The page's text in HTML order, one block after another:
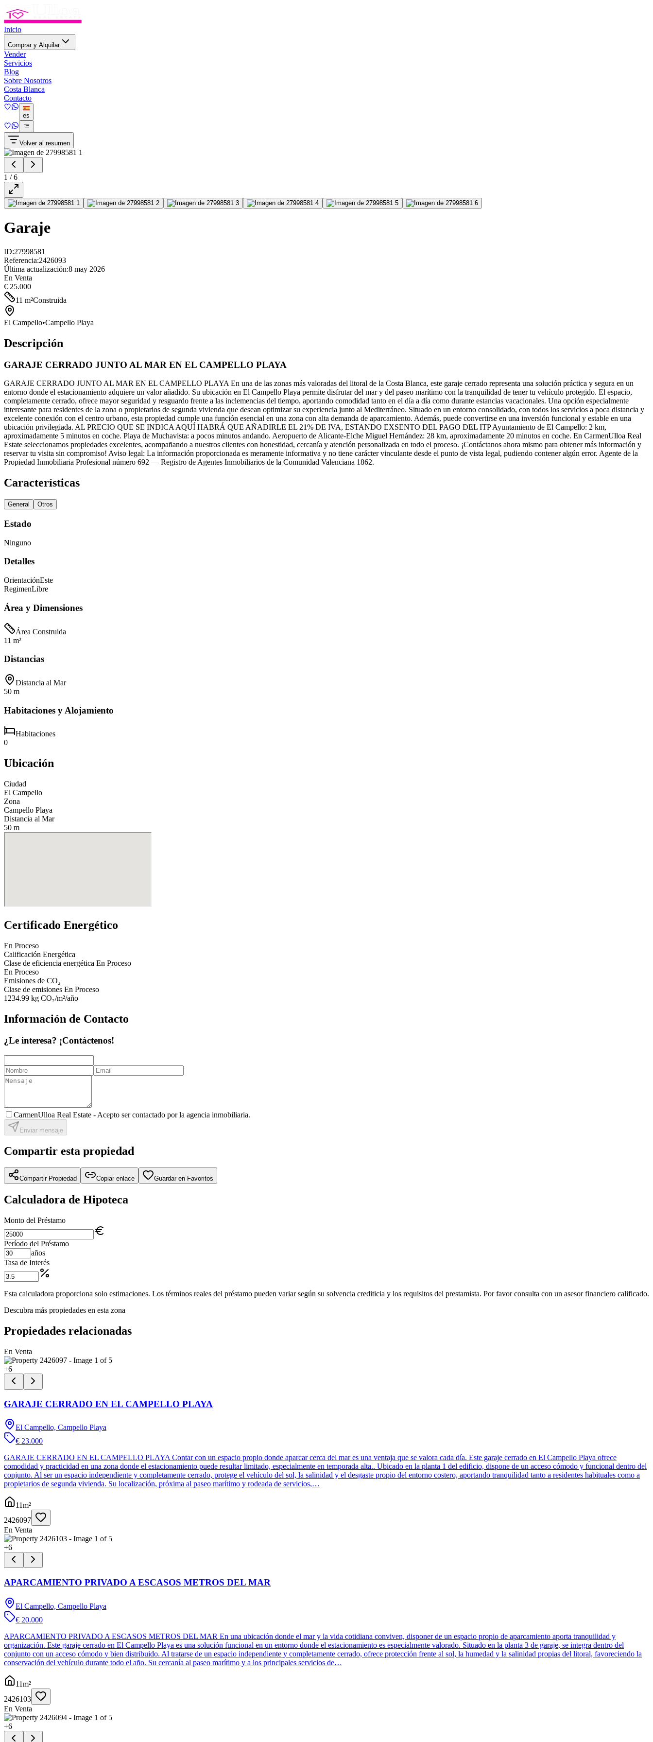
Inicio
Comprar y Alquilar
Vender
Servicios
Blog
Sobre Nosotros
Costa Blanca
Contacto
es
Volver al resumen
1 /6
Garaje
ID:27998581
Referencia:2426093
Última actualización:8 may 2026
En Venta
€ 25.000
11 m²Construida
El Campello•Campello Playa
Descripción
GARAJE CERRADO JUNTO AL MAR EN EL CAMPELLO PLAYA
GARAJE CERRADO JUNTO AL MAR EN EL CAMPELLO PLAYA En una de las zonas más valoradas del litoral de la Costa Blanca, este garaje cerrado representa una solución práctica y segura en un
entorno donde el estacionamiento adquiere un valor añadido. Su ubicación en El Campello Playa permite disfrutar del mar y del paseo marítimo con la tranquilidad de tener tu vehículo protegido. El espacio,
completamente cerrado, ofrece mayor seguridad y resguardo frente a las inclemencias del tiempo, aportando comodidad tanto en el día a día como durante estancias vacacionales. Una opción especialmente
interesante para residentes de la zona o propietarios de segunda vivienda que desean optimizar su experiencia junto al Mediterráneo. Situado en un entorno consolidado, con todos los servicios a poca distancia y
excelente conexión con el centro urbano, esta propiedad cumple una función esencial en una zona con alta demanda de aparcamiento. Además, puede convertirse en una inversión funcional y estable en una
ubicación privilegiada. AL PRECIO QUE SE INDICA AQUÍ HABRÁ QUE AÑADIRLE EL 21% DE IVA, ESTANDO EXSENTO DEL PAGO DEL ITP Ayuntamiento de El Campello: 2 km,
aproximadamente 5 minutos en coche. Playa de Muchavista: a pocos minutos andando. Aeropuerto de Alicante-Elche Miguel Hernández: 28 km, aproximadamente 20 minutos en coche. En CarmenUlloa Real
Estate seleccionamos propiedades excelentes, acompañando a nuestros clientes con honestidad, cercanía y atención personalizada en todo el proceso. ¡Contáctanos ahora mismo para obtener más información y
reservar tu visita sin compromiso! Aviso legal: La información proporcionada es meramente informativa y no tiene carácter vinculante desde el punto de vista legal, pudiendo contener algún error. Agente de la
Propiedad Inmobiliaria Profesional número 692 — Registro de Agentes Inmobiliarios de la Comunidad Valenciana 1862.
Características
General Otros
Estado
Ninguno
Detalles
OrientaciónEste
RegimenLibre
Área y Dimensiones
Área Construida
11 m²
Distancias
Distancia al Mar
50 m
Habitaciones y Alojamiento
Habitaciones
0
Ubicación
Ciudad
El Campello
Zona
Campello Playa
Distancia al Mar
50 m
Certificado Energético
En Proceso
Calificación Energética
Clase de eficiencia energética En Proceso
En Proceso
Emisiones de CO₂
Clase de emisiones En Proceso
1234.99 kg CO₂/m²/año
Información de Contacto
¿Le interesa? ¡Contáctenos!
CarmenUlloa Real Estate - Acepto ser contactado por la agencia inmobiliaria.
Enviar mensaje
Compartir esta propiedad
Compartir Propiedad Copiar enlace Guardar en Favoritos
Calculadora de Hipoteca
Monto del Préstamo
Período del Préstamo
años
Tasa de Interés
Esta calculadora proporciona solo estimaciones. Los términos reales del préstamo pueden variar según su solvencia crediticia y los requisitos del prestamista. Por favor consulta con un asesor financiero calificado.
Descubra más propiedades en esta zona
Propiedades relacionadas
En Venta
+6
GARAJE CERRADO EN EL CAMPELLO PLAYA
El Campello, Campello Playa
€ 23.000
GARAJE CERRADO EN EL CAMPELLO PLAYA Contar con un espacio propio donde aparcar cerca del mar es una ventaja que se valora cada día. Este garaje cerrado en El Campello Playa ofrece
comodidad y practicidad en una zona donde el estacionamiento puede resultar limitado, especialmente en temporada alta.. Ubicado en la planta 1 del edificio, dispone de un acceso cómodo y funcional dentro del
conjunto. Al ser un espacio independiente y completamente cerrado, protege el vehículo del sol, la salinidad y el desgaste propio del entorno costero, aportando tranquilidad tanto a residentes habituales como a
propietarios de segunda vivienda. Su localización, próxima al paseo marítimo y rodeada de servicios,…
11m²
2426097
En Venta
+6
APARCAMIENTO PRIVADO A ESCASOS METROS DEL MAR
El Campello, Campello Playa
€ 20.000
APARCAMIENTO PRIVADO A ESCASOS METROS DEL MAR En una ubicación donde el mar y la vida cotidiana conviven, disponer de un espacio propio de aparcamiento aporta tranquilidad y
organización. Este garaje cerrado en El Campello Playa es una solución funcional en un entorno donde el estacionamiento es especialmente valorado. Situado en la planta 3 de garaje, se integra dentro del
conjunto con un acceso cómodo y bien distribuido. Al tratarse de un espacio independiente y completamente cerrado, ofrece protección frente al sol, la humedad y la salinidad propias del litoral, favoreciendo la
conservación del vehículo durante todo el año. Su cercanía al paseo marítimo y a los principales servicios de…
11m²
2426103
En Venta
+6